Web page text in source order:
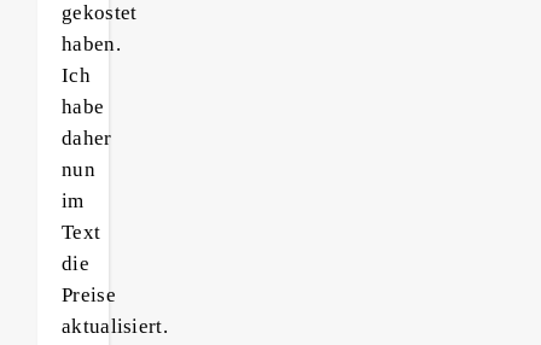
gekostet
haben.
Ich
habe
daher
nun
im
Text
die
Preise
aktualisiert.